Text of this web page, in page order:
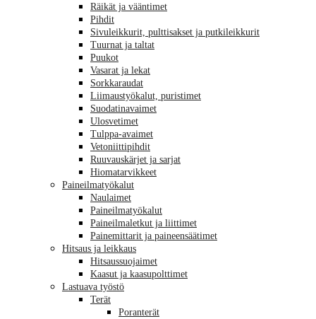
Räikät ja vääntimet
Pihdit
Sivuleikkurit, pulttisakset ja putkileikkurit
Tuurnat ja taltat
Puukot
Vasarat ja lekat
Sorkkaraudat
Liimaustyökalut, puristimet
Suodatinavaimet
Ulosvetimet
Tulppa-avaimet
Vetoniittipihdit
Ruuvauskärjet ja sarjat
Hiomatarvikkeet
Paineilmatyökalut
Naulaimet
Paineilmatyökalut
Paineilmaletkut ja liittimet
Painemittarit ja paineensäätimet
Hitsaus ja leikkaus
Hitsaussuojaimet
Kaasut ja kaasupolttimet
Lastuava työstö
Terät
Poranterät